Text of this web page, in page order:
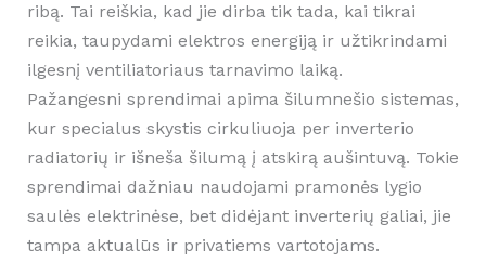
ribą. Tai reiškia, kad jie dirba tik tada, kai tikrai
reikia, taupydami elektros energiją ir užtikrindami
ilgesnį ventiliatoriaus tarnavimo laiką.
Pažangesni sprendimai apima šilumnešio sistemas,
kur specialus skystis cirkuliuoja per inverterio
radiatorių ir išneša šilumą į atskirą aušintuvą. Tokie
sprendimai dažniau naudojami pramonės lygio
saulės elektrinėse, bet didėjant inverterių galiai, jie
tampa aktualūs ir privatiems vartotojams.